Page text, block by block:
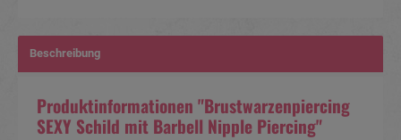
Beschreibung
Produktinformationen "Brustwarzenpiercing
SEXY Schild mit Barbell Nipple Piercing"